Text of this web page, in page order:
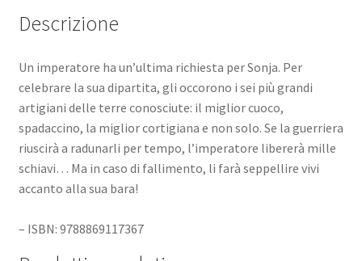
Descrizione
Un imperatore ha un’ultima richiesta per Sonja. Per
celebrare la sua dipartita, gli occorono i sei più grandi
artigiani delle terre conosciute: il miglior cuoco,
spadaccino, la miglior cortigiana e non solo. Se la guerriera
riuscirà a radunarli per tempo, l’imperatore libererà mille
schiavi… Ma in caso di fallimento, li farà seppellire vivi
accanto alla sua bara!
– ISBN: 9788869117367